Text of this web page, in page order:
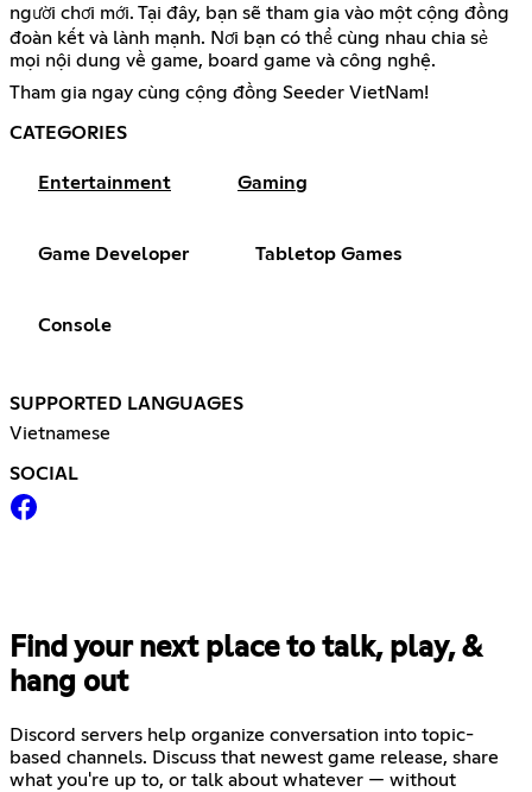
người chơi mới. Tại đây, bạn sẽ tham gia vào một cộng đồng
đoàn kết và lành mạnh. Nơi bạn có thể cùng nhau chia sẻ
mọi nội dung về game, board game và công nghệ.
Tham gia ngay cùng cộng đồng Seeder VietNam!
CATEGORIES
Entertainment Gaming
Game Developer Tabletop Games
Console
SUPPORTED LANGUAGES
Vietnamese
SOCIAL
Find your next place to talk, play, &
hang out
Discord servers help organize conversation into topic-
based channels. Discuss that newest game release, share
what you're up to, or talk about whatever — without